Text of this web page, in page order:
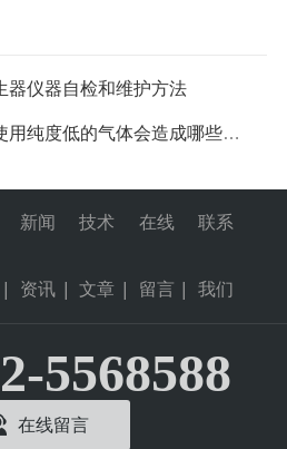
器仪器自检和维护方法
纯度低的气体会造成哪些影响
新闻
资讯
技术
文章
在线
留言
联系
我们
5568588
在线留言